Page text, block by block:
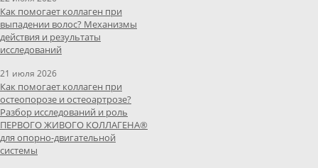
Как помогает коллаген при
выпадении волос? Механизмы
действия и результаты
исследований
21 июля 2026
Как помогает коллаген при
остеопорозе и остеоартрозе?
Разбор исследований и роль
ПЕРВОГО ЖИВОГО КОЛЛАГЕНА®
для опорно-двигательной
системы